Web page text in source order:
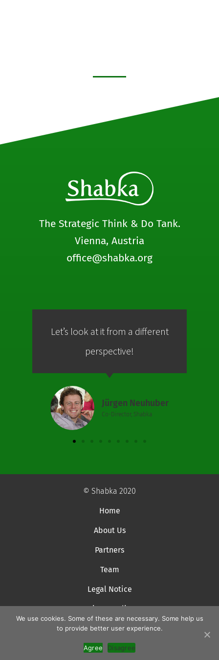
The Strategic Think & Do Tank.
Vienna, Austria
office@shabka.org
Let’s look at it from a different
perspective!
Jürgen Neuhuber
Co-Director, Shabka
© Shabka 2020
Home
About Us
Partners
Team
Legal Notice
Privacy Policy
We use cookies. Some of these are necessary. Some help us
to provide better user experience.
Agree Disagree